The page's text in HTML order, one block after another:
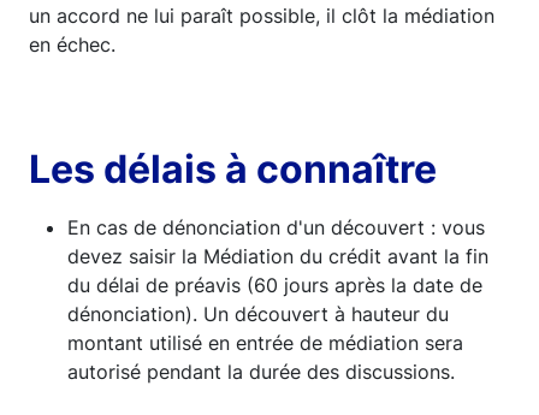
un accord ne lui paraît possible, il clôt la médiation
en échec.
Les délais à connaître
En cas de dénonciation d'un découvert : vous
devez saisir la Médiation du crédit avant la fin
du délai de préavis (60 jours après la date de
dénonciation). Un découvert à hauteur du
montant utilisé en entrée de médiation sera
autorisé pendant la durée des discussions.